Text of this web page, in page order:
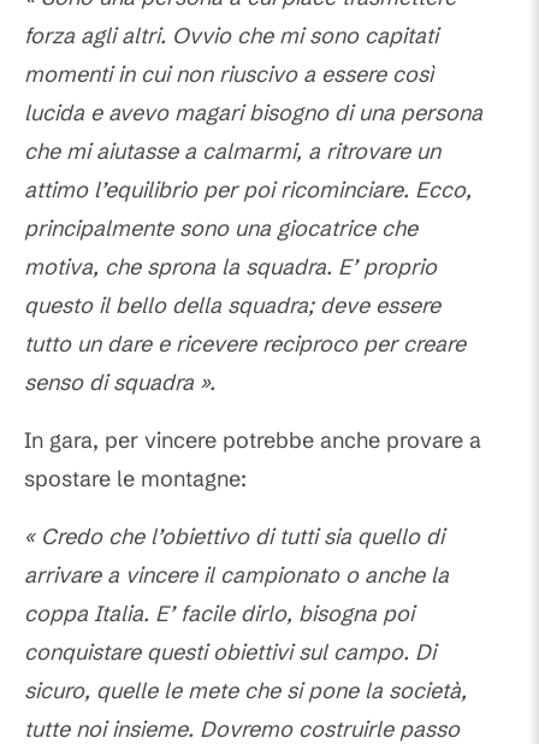
forza agli altri. Ovvio che mi sono capitati
momenti in cui non riuscivo a essere così
lucida e avevo magari bisogno di una persona
che mi aiutasse a calmarmi, a ritrovare un
attimo l’equilibrio per poi ricominciare. Ecco,
principalmente sono una giocatrice che
motiva, che sprona la squadra. E’ proprio
questo il bello della squadra; deve essere
tutto un dare e ricevere reciproco per creare
senso di squadra ».
In gara, per vincere potrebbe anche provare a
spostare le montagne:
« Credo che l’obiettivo di tutti sia quello di
arrivare a vincere il campionato o anche la
coppa Italia. E’ facile dirlo, bisogna poi
conquistare questi obiettivi sul campo. Di
sicuro, quelle le mete che si pone la società,
tutte noi insieme. Dovremo costruirle passo